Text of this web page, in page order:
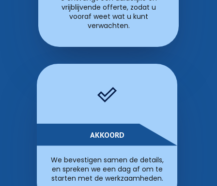
vrijblijvende offerte, zodat u
vooraf weet wat u kunt
verwachten.
AKKOORD
We bevestigen samen de details,
en spreken we een dag af om te
starten met de werkzaamheden.